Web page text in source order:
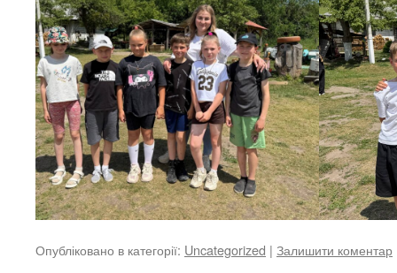
Опубліковано в категорії: Uncategorized | Залишити коментар